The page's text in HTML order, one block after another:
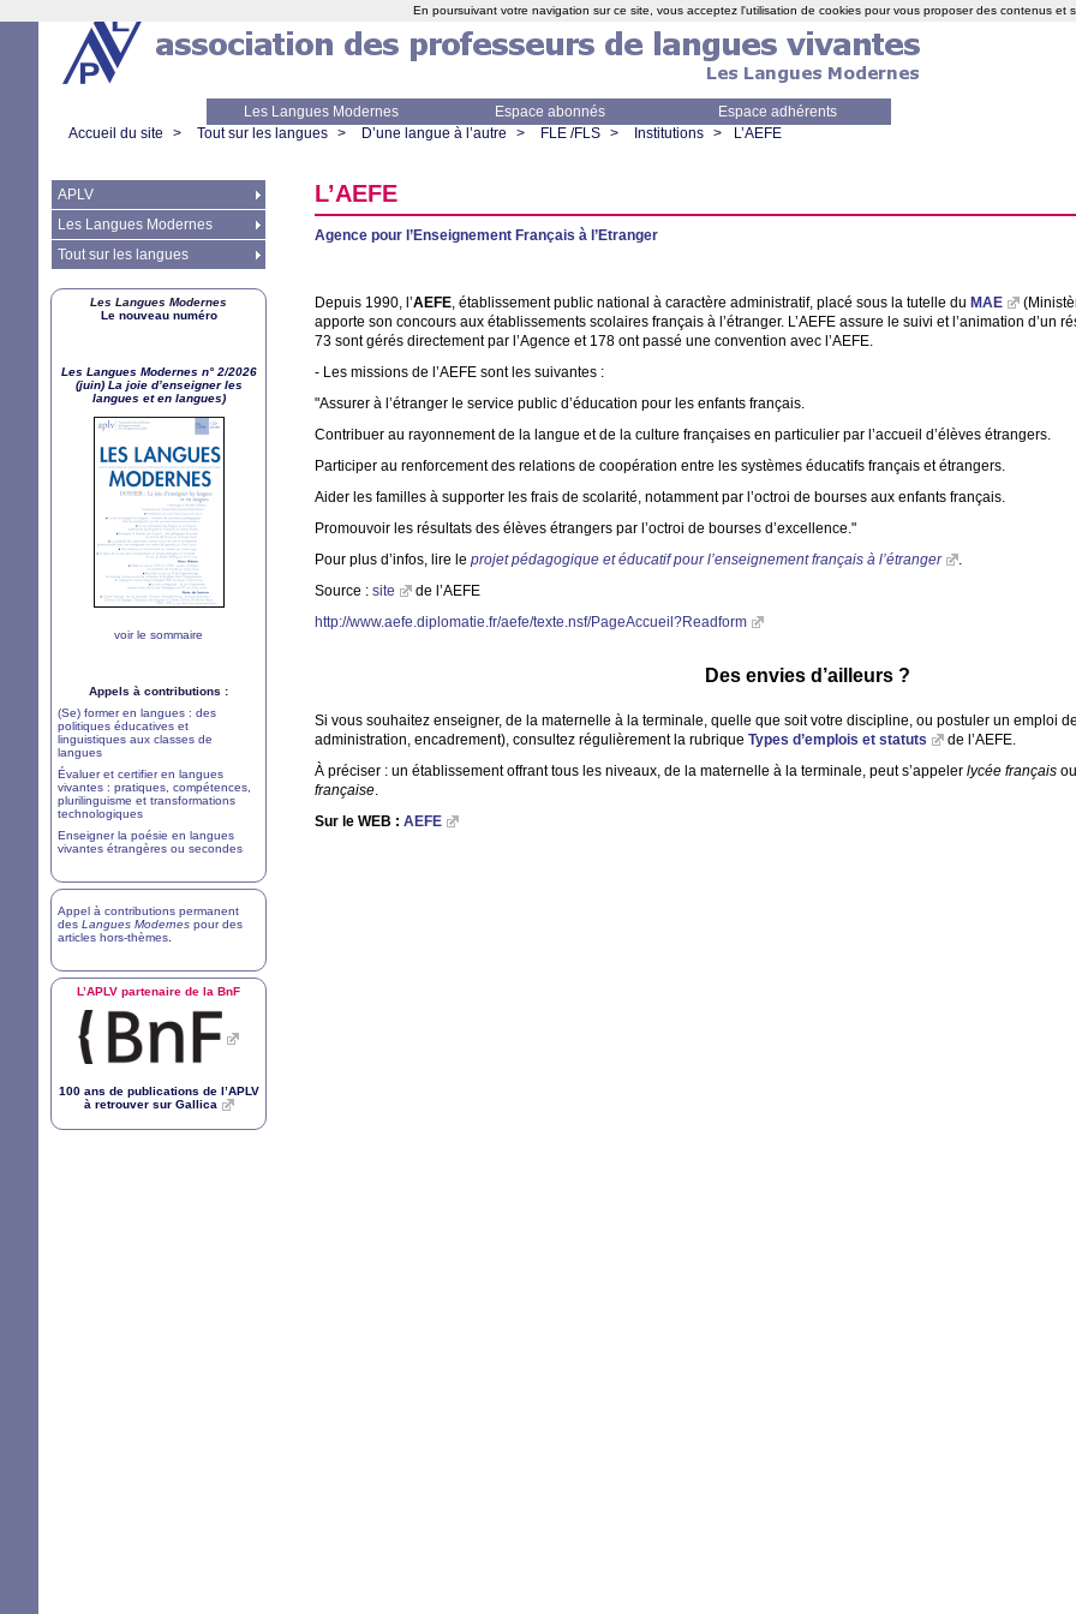
Les Langues Modernes Espace abonnés
Espace adhérents
Accueil du site > Tout sur les langues > D’une langue à l’autre > FLE /FLS > Institutions > L’AEFE
L’AEFE
Agence pour l’Enseignement Français à l’Etranger
Depuis 1990, l’AEFE, établissement public national à caractère administratif, placé sous la tutelle du MAE
apporte son concours aux établissements scolaires français à l’étranger. L’AEFE assure le suivi et l’animation d’un
73 sont gérés directement par l’Agence et 178 ont passé une convention avec l’AEFE.
- Les missions de l’AEFE sont les suivantes :
"Assurer à l’étranger le service public d’éducation pour les enfants français.
Contribuer au rayonnement de la langue et de la culture françaises en particulier par l’accueil d’élèves étrangers.
Participer au renforcement des relations de coopération entre les systèmes éducatifs français et étrangers.
Aider les familles à supporter les frais de scolarité, notamment par l’octroi de bourses aux enfants français.
Promouvoir les résultats des élèves étrangers par l’octroi de bourses d’excellence."
Pour plus d’infos, lire le projet pédagogique et éducatif pour l’enseignement français à l’étranger
.
Source : site de l’AEFE
http://www.aefe.diplomatie.fr/aefe/texte.nsf/PageAccueil?Readform
Des envies d’ailleurs ?
Si vous souhaitez enseigner, de la maternelle à la terminale, quelle que soit votre discipline, ou postuler un emploi
administration, encadrement), consultez régulièrement la rubrique Types d’emplois et statuts de l’AEFE.
À préciser : un établissement offrant tous les niveaux, de la maternelle à la terminale, peut s’appeler lycée français ou
française.
Sur le WEB : AEFE
APLV
Les Langues Modernes
Tout sur les langues
Les Langues Modernes
Le nouveau numéro
Les Langues Modernes n° 2/2026
(juin) La joie d’enseigner les
langues et en langues)
voir le sommaire
Appels à contributions :
(Se) former en langues : des
politiques éducatives et
linguistiques aux classes de
langues
Évaluer et certifier en langues
vivantes : pratiques, compétences,
plurilinguisme et transformations
technologiques
Enseigner la poésie en langues
vivantes étrangères ou secondes
Appel à contributions permanent
des Langues Modernes pour des
articles hors-thèmes
L’APLV partenaire de la BnF
100 ans de publications de l’APLV
à retrouver sur Gallica
En poursuivant votre navigation sur ce site, vous acceptez l'utilisation de cookies pour vous proposer des contenus et